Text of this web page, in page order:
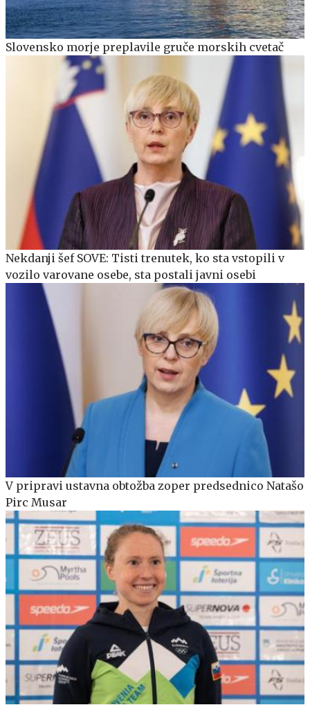
Slovensko morje preplavile gruče morskih cvetač
Nekdanji šef SOVE: Tisti trenutek, ko sta vstopili v
vozilo varovane osebe, sta postali javni osebi
V pripravi ustavna obtožba zoper predsednico Natašo
Pirc Musar